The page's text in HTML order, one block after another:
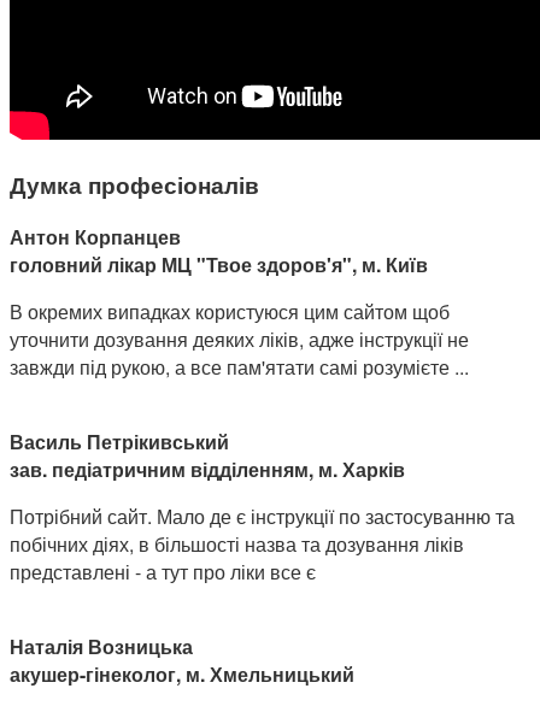
Думка професіоналів
Антон Корпанцев
головний лікар МЦ "Твое здоров'я", м. Київ
В окремих випадках користуюся цим сайтом щоб
уточнити дозування деяких ліків, адже інструкції не
завжди під рукою, а все пам'ятати самі розумієте ...
Василь Петрікивський
зав. педіатричним відділенням, м. Харків
Потрібний сайт. Мало де є інструкції по застосуванню та
побічних діях, в більшості назва та дозування ліків
представлені - а тут про ліки все є
Наталія Возницька
акушер-гінеколог, м. Хмельницький